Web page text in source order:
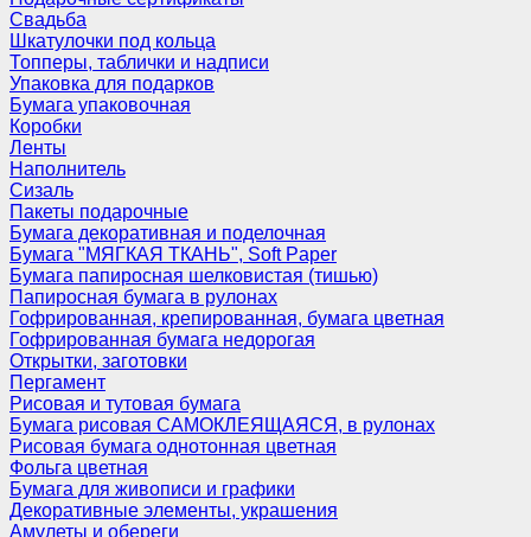
Свадьба
Шкатулочки под кольца
Топперы, таблички и надписи
Упаковка для подарков
Бумага упаковочная
Коробки
Ленты
Наполнитель
Сизаль
Пакеты подарочные
Бумага декоративная и поделочная
Бумага "МЯГКАЯ ТКАНЬ", Soft Paper
Бумага папиросная шелковистая (тишью)
Папиросная бумага в рулонах
Гофрированная, крепированная, бумага цветная
Гофрированная бумага недорогая
Открытки, заготовки
Пергамент
Рисовая и тутовая бумага
Бумага рисовая САМОКЛЕЯЩАЯСЯ, в рулонах
Рисовая бумага однотонная цветная
Фольга цветная
Бумага для живописи и графики
Декоративные элементы, украшения
Амулеты и обереги